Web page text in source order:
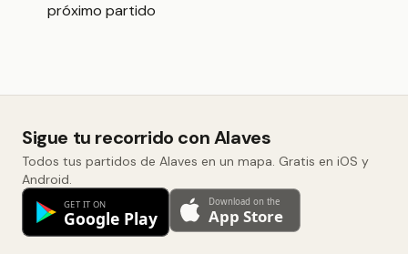
próximo partido
Sigue tu recorrido con Alaves
Todos tus partidos de Alaves en un mapa. Gratis en iOS y
Android.